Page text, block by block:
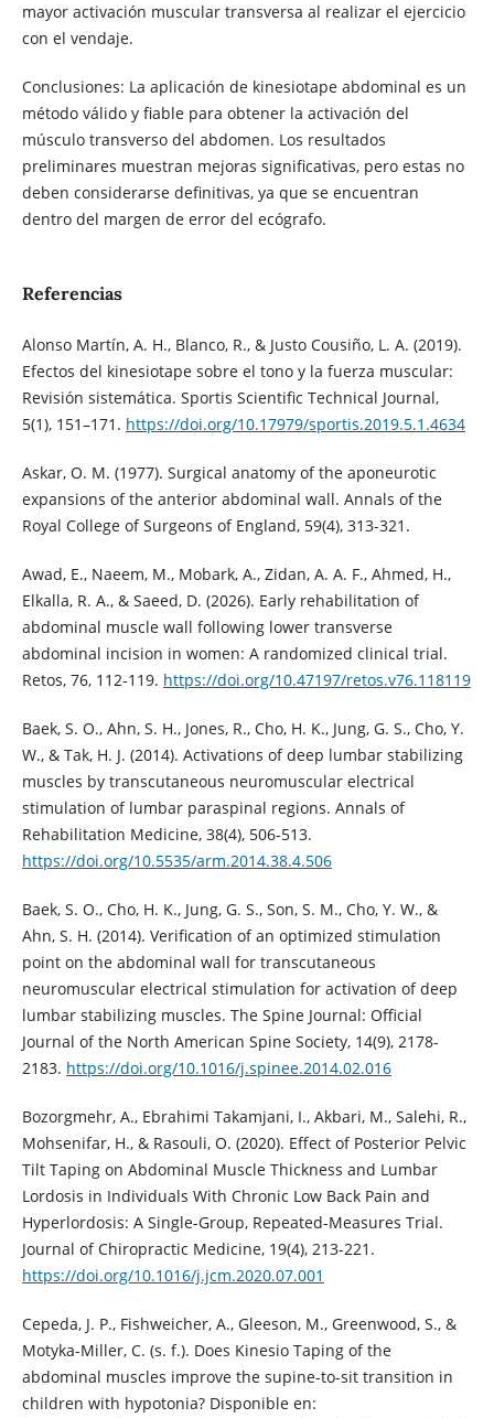
mayor activación muscular transversa al realizar el ejercicio
con el vendaje.
Conclusiones: La aplicación de kinesiotape abdominal es un
método válido y fiable para obtener la activación del
músculo transverso del abdomen. Los resultados
preliminares muestran mejoras significativas, pero estas no
deben considerarse definitivas, ya que se encuentran
dentro del margen de error del ecógrafo.
Referencias
Alonso Martín, A. H., Blanco, R., & Justo Cousiño, L. A. (2019).
Efectos del kinesiotape sobre el tono y la fuerza muscular:
Revisión sistemática. Sportis Scientific Technical Journal,
5(1), 151–171. https://doi.org/10.17979/sportis.2019.5.1.4634
Askar, O. M. (1977). Surgical anatomy of the aponeurotic
expansions of the anterior abdominal wall. Annals of the
Royal College of Surgeons of England, 59(4), 313-321.
Awad, E., Naeem, M., Mobark, A., Zidan, A. A. F., Ahmed, H.,
Elkalla, R. A., & Saeed, D. (2026). Early rehabilitation of
abdominal muscle wall following lower transverse
abdominal incision in women: A randomized clinical trial.
Retos, 76, 112-119. https://doi.org/10.47197/retos.v76.118119
Baek, S. O., Ahn, S. H., Jones, R., Cho, H. K., Jung, G. S., Cho, Y.
W., & Tak, H. J. (2014). Activations of deep lumbar stabilizing
muscles by transcutaneous neuromuscular electrical
stimulation of lumbar paraspinal regions. Annals of
Rehabilitation Medicine, 38(4), 506-513.
https://doi.org/10.5535/arm.2014.38.4.506
Baek, S. O., Cho, H. K., Jung, G. S., Son, S. M., Cho, Y. W., &
Ahn, S. H. (2014). Verification of an optimized stimulation
point on the abdominal wall for transcutaneous
neuromuscular electrical stimulation for activation of deep
lumbar stabilizing muscles. The Spine Journal: Official
Journal of the North American Spine Society, 14(9), 2178-
2183. https://doi.org/10.1016/j.spinee.2014.02.016
Bozorgmehr, A., Ebrahimi Takamjani, I., Akbari, M., Salehi, R.,
Mohsenifar, H., & Rasouli, O. (2020). Effect of Posterior Pelvic
Tilt Taping on Abdominal Muscle Thickness and Lumbar
Lordosis in Individuals With Chronic Low Back Pain and
Hyperlordosis: A Single-Group, Repeated-Measures Trial.
Journal of Chiropractic Medicine, 19(4), 213-221.
https://doi.org/10.1016/j.jcm.2020.07.001
Cepeda, J. P., Fishweicher, A., Gleeson, M., Greenwood, S., &
Motyka-Miller, C. (s. f.). Does Kinesio Taping of the
abdominal muscles improve the supine-to-sit transition in
children with hypotonia? Disponible en: